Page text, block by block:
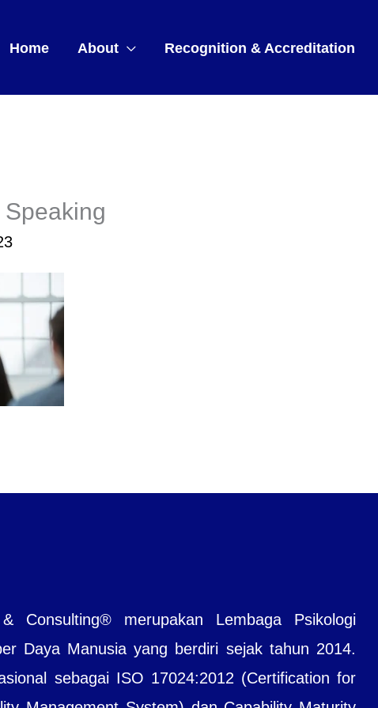
Home About Recognition & Accreditation
Consulting® merupakan Lembaga Psikologi
Daya Manusia yang berdiri sejak tahun 2014.
sebagai ISO 17024:2012 (Certification for